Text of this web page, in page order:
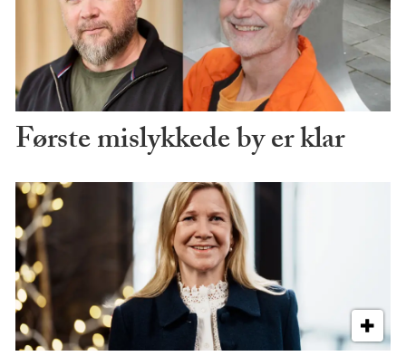
Første mislykkede by er klar